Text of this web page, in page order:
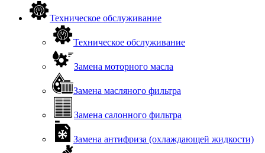
Техническое обслуживание
Техническое обслуживание
Замена моторного масла
Замена масляного фильтра
Замена салонного фильтра
Замена антифриза (охлаждающей жидкости)